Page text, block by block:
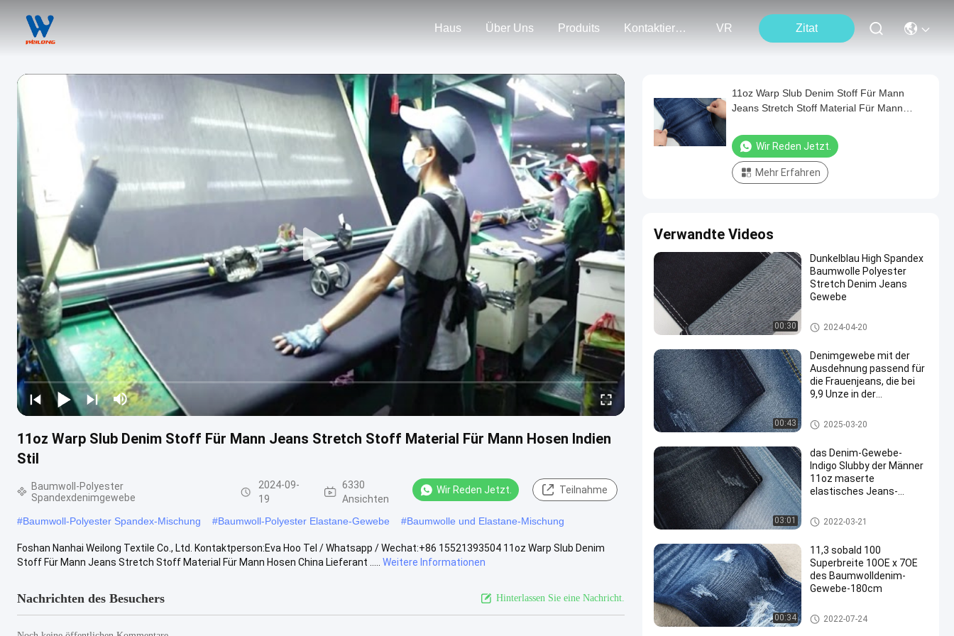
Haus Über Uns Produits Kontaktieren Sie Uns VR Zitat
11oz Warp Slub Denim Stoff Für Mann Jeans Stretch Stoff Material Für Mann Hosen Indien
Stil
Baumwoll-Polyester
Spandexdenimgewebe
2024-09-
19
6330
Ansichten
Wir Reden Jetzt. Teilnahme
#Baumwoll-Polyester Spandex-Mischung #Baumwoll-Polyester Elastane-Gewebe #Baumwolle und Elastane-Mischung
Foshan Nanhai Weilong Textile Co., Ltd. Kontaktperson:Eva Hoo Tel / Whatsapp / Wechat:+86 15521393504 11oz Warp Slub Denim
Stoff Für Mann Jeans Stretch Stoff Material Für Mann Hosen China Lieferant .....
Weitere Informationen
Nachrichten des Besuchers Hinterlassen Sie eine Nachricht.
11oz Warp Slub Denim Stoff Für Mann
Jeans Stretch Stoff Material Für Mann
Wir Reden Jetzt.
Mehr Erfahren
Verwandte Videos
00:30
Dunkelblau High Spandex
Baumwolle Polyester
Stretch Denim Jeans
Gewebe
Ausdehnungs-Denim-Gewebe
2024-04-20
00:43
Denimgewebe mit der
Ausdehnung passend für
die Frauenjeans, die bei
9,9 Unze in der
machen
Ausdehnungs-Denim-Gewebe
2025-03-20
03:01
das Denim-Gewebe-
Indigo Slubby der Männer
11oz maserte
elastisches Jeans-
Baumwoll-Polyester Spandexd
enimgewebe
2022-03-21
00:34
11,3 sobald 100
Superbreite 10OE x 7OE
des Baumwolldenim-
Gewebe-180cm
Denim-Gewebe der Baumwolle
100
2022-07-24